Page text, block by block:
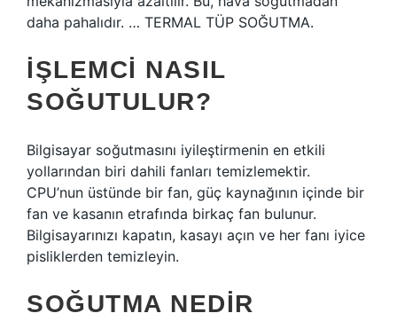
daha pahalıdır. … TERMAL TÜP SOĞUTMA.
İŞLEMCI NASIL
SOĞUTULUR?
Bilgisayar soğutmasını iyileştirmenin en etkili
yollarından biri dahili fanları temizlemektir.
CPU’nun üstünde bir fan, güç kaynağının içinde bir
fan ve kasanın etrafında birkaç fan bulunur.
Bilgisayarınızı kapatın, kasayı açın ve her fanı iyice
pisliklerden temizleyin.
SOĞUTMA NEDIR